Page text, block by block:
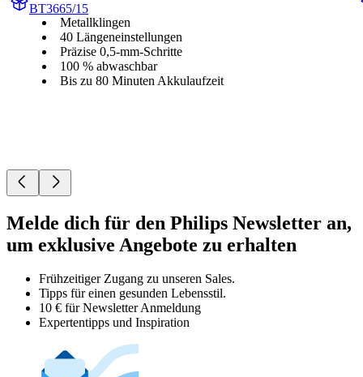
BT3665/15
Metallklingen
40 Längeneinstellungen
Präzise 0,5-mm-Schritte
100 % abwaschbar
Bis zu 80 Minuten Akkulaufzeit
Melde dich für den Philips Newsletter an,
um exklusive Angebote zu erhalten
Frühzeitiger Zugang zu unseren Sales.
Tipps für einen gesunden Lebensstil.
10 € für Newsletter Anmeldung
Expertentipps und Inspiration